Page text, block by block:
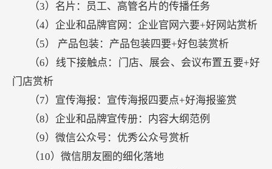
（3）名片：员工、高管名片的传播任务
（4）企业和品牌官网：企业官网六要+好网站赏析
（5） 产品包装：产品包装四要+好包装赏析
（6）线下接触点：门店、展会、会议布置五要+好
门店赏析
（7）宣传海报：宣传海报四要点+好海报鉴赏
（8）企业和品牌宣传册：内容大纲范例
（9）微信公众号：优秀公众号赏析
（10）微信朋友圈的细化落地